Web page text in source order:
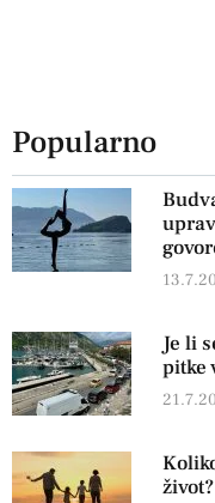
Popularno
Je li
pitke
život?